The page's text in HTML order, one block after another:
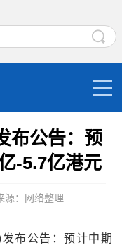
布公告：预
-5.7亿港元
源：网络整理
布公告：预计中期